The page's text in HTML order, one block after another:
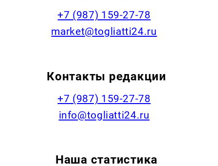
+7 (987) 159-27-78
market@togliatti24.ru
Контакты редакции
+7 (987) 159-27-78
info@togliatti24.ru
Наша статистика